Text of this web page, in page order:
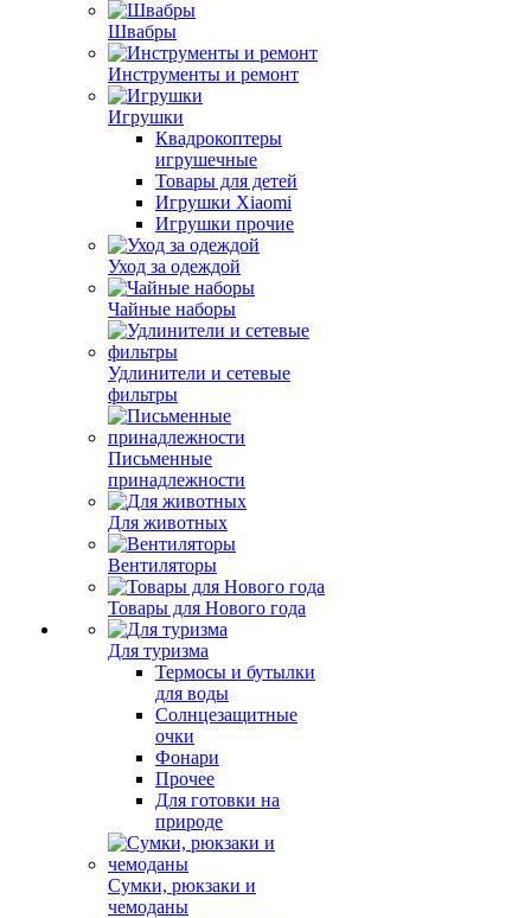
Швабры
Инструменты и ремонт
Игрушки
Квадрокоптеры
игрушечные
Товары для детей
Игрушки Xiaomi
Игрушки прочие
Уход за одеждой
Чайные наборы
Удлинители и сетевые
фильтры
Письменные
принадлежности
Для животных
Вентиляторы
Товары для Нового года
Для туризма
Термосы и бутылки
для воды
Солнцезащитные
очки
Фонари
Прочее
Для готовки на
природе
Сумки, рюкзаки и
чемоданы